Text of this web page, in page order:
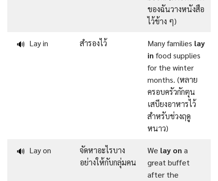
ของฉันวางหนังสือ
ไว้ข้าง ๆ)
🔊 Lay in สำรองไว้ Many families lay
in food supplies
for the winter
months. (หลาย
ครอบครัวกักตุน
เสบียงอาหารไว้
สำหรับช่วงฤดู
หนาว)
🔊 Lay on
จัดหาอะไรบาง
อย่างให้กับกลุ่มคน
We lay on a
great buffet
after the